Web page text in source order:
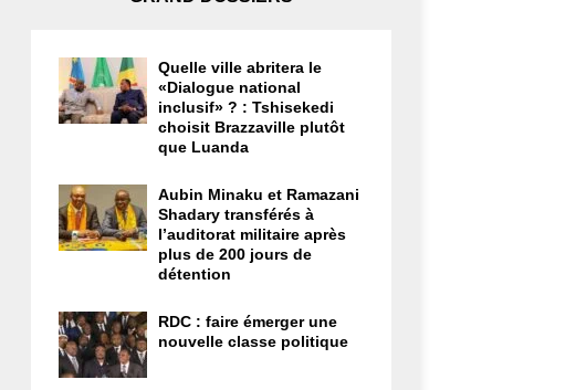
Quelle ville abritera le
«Dialogue national
inclusif» ? : Tshisekedi
choisit Brazzaville plutôt
que Luanda
Aubin Minaku et Ramazani
Shadary transférés à
l’auditorat militaire après
plus de 200 jours de
détention
RDC : faire émerger une
nouvelle classe politique